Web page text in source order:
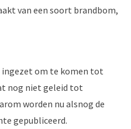
van een soort brandbom,
ingezet om te komen tot
nog niet geleid tot
worden nu alsnog de
gepubliceerd.